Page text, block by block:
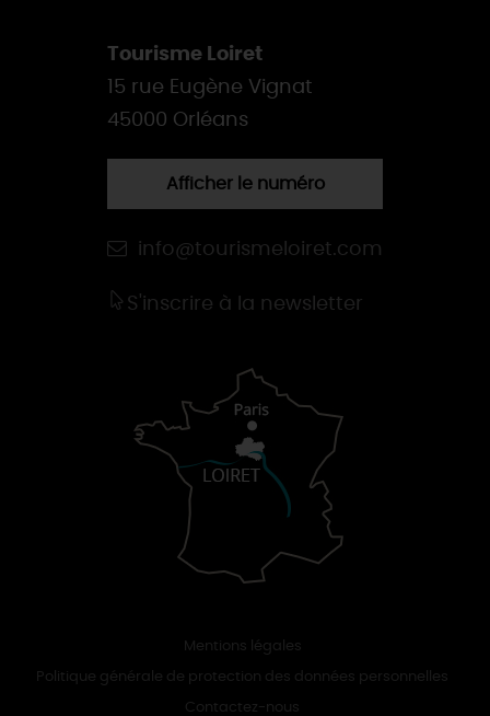
Tourisme Loiret
15 rue Eugène Vignat
45000 Orléans
Afficher le numéro
info@tourismeloiret.com
S'inscrire à la newsletter
Mentions légales
Politique générale de protection des données personnelles
Contactez-nous